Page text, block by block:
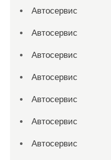
Автосервис
Автосервис
Автосервис
Автосервис
Автосервис
Автосервис
Автосервис